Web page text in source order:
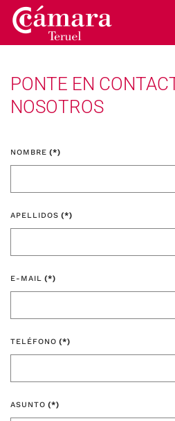
Skip to main content
PONTE EN
NOSOTROS
NOMBRE (*)
APELLIDOS (*)
E-MAIL (*)
TELÉFONO (*)
ASUNTO (*)